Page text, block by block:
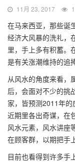
11月 23, 2017
在马来西亚，那些诞
经济大风暴的洗礼，
里，手上多有积蓄。
是有关涨潮维持的追
从风水的角度来看，
后，会面对不少的挑
家，皆预测2011年
近期里各出奇谋，在
风水元素，风水讲座
在顾客群，以期把手
目前也看得到许多手